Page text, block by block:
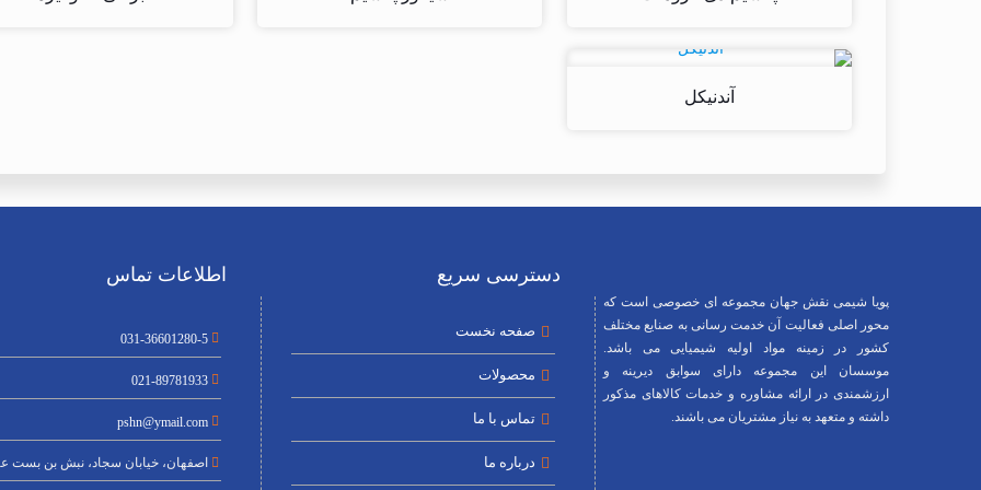
آندنیکل
پویا شیمی نقش جهان مجموعه ای خصوصی است که
محور اصلی فعالیت آن خدمت رسانی به صنایع مختلف
کشور در زمینه مواد اولیه شیمیایی می باشد.
موسسان این مجموعه دارای سوابق دیرینه و
ارزشمندی در ارائه مشاوره و خدمات کالاهای مذکور
داشته و متعهد به نیاز مشتریان می باشند.
دسترسی سریع
صفحه نخست
محصولات
تماس با ما
درباره ما
اطلاعات تماس
031-36601280-5
021-89781933
pshn@ymail.com
اصفهان، خیابان سجاد، نبش بن بست